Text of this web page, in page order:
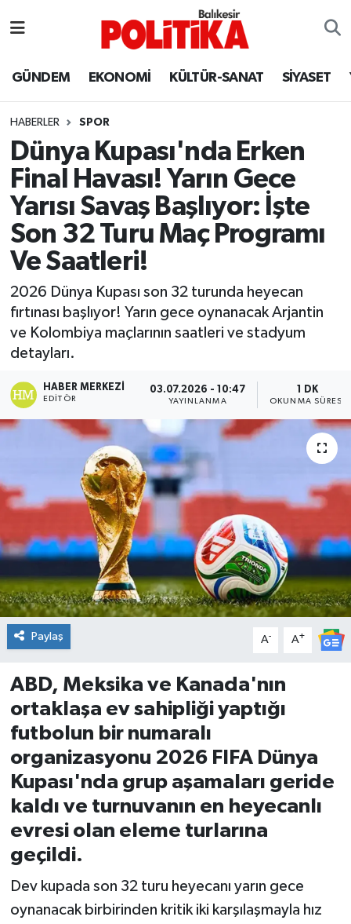
GÜNDEM EKONOMİ KÜLTÜR-SANAT SİYASET
HABERLER SPOR
Dünya Kupası'nda Erken
Final Havası! Yarın Gece
Yarısı Savaş Başlıyor: İşte
Son 32 Turu Maç Programı
Ve Saatleri!
2026 Dünya Kupası son 32 turunda heyecan
fırtınası başlıyor! Yarın gece oynanacak Arjantin
ve Kolombiya maçlarının saatleri ve stadyum
detayları.
HABER MERKEZI
EDITÖR
03.07.2026 - 10:47
YAYINLANMA
1 DK
OKUNMA SÜRESI
Paylaş A- A+
ABD, Meksika ve Kanada'nın
ortaklaşa ev sahipliği yaptığı
futbolun bir numaralı
organizasyonu 2026 FIFA Dünya
Kupası'nda grup aşamaları geride
kaldı ve turnuvanın en heyecanlı
evresi olan eleme turlarına
geçildi.
Dev kupada son 32 turu heyecanı yarın gece
oynanacak birbirinden kritik iki karşılaşmayla hız
Ayvalık
Bandırma
Bigadiç
BİYOGRAFİLER
Burhaniye
ÇEVRE
DÜNYA
Dursunbey
Edremit
EĞİTİM
EKONOMİ
Erdek
Gömeç
Havran
İvrindi
KENT GÜNDEMİ
Kepsut
KÜLTÜR-SANAT
Balıkesir Hava Durumu
Balıkesir Namaz Vakitleri
Balıkesir Trafik Yoğunluk Haritası
Süper Lig Puan Durumu ve Fikstür
Tüm Manşetler
Son Dakika Haberleri
Haber Arşivi